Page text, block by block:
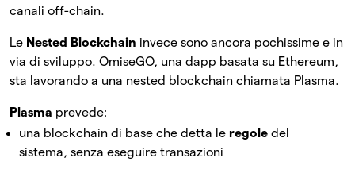
canali off-chain.
Le Nested Blockchain invece sono ancora pochissime e in
via di sviluppo. OmiseGO, una dapp basata su Ethereum,
sta lavorando a una nested blockchain chiamata Plasma.
Plasma prevede:
una blockchain di base che detta le regole del
sistema, senza eseguire transazioni